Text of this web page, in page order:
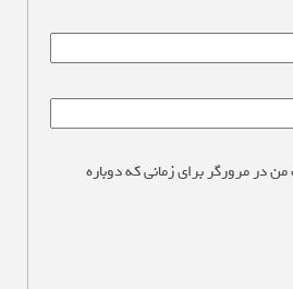
در مرورگر برای زمانی که دوباره